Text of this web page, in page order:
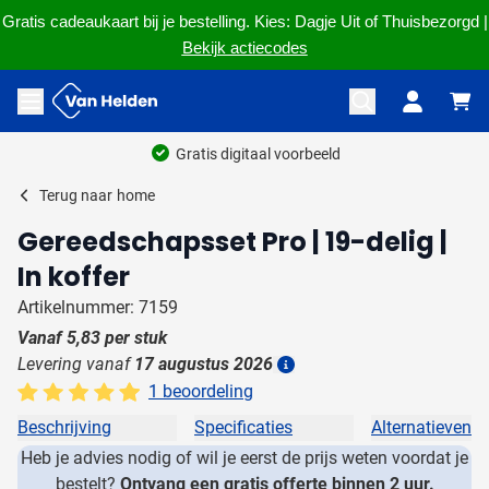
Gratis cadeaukaart bij je bestelling. Kies: Dagje Uit of Thuisbezorgd |
Bekijk actiecodes
Ga naar de inhoud
Menu openen
Gratis digitaal voorbeeld
Terug naar home
Gereedschapsset Pro | 19-delig |
In koffer
Artikelnummer: 7159
Vanaf5,83 per stuk
Levering vanaf 17 augustus 2026
1 beoordeling
Beschrijving
Specificaties
Alternatieven
Heb je advies nodig of wil je eerst de prijs weten voordat je
bestelt? Ontvang een gratis offerte binnen 2 uur.